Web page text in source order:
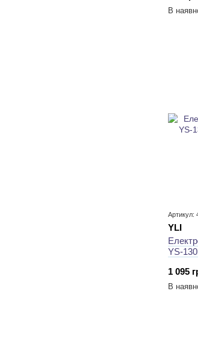
В
Артикул:
YLI
YS-
1 095
В